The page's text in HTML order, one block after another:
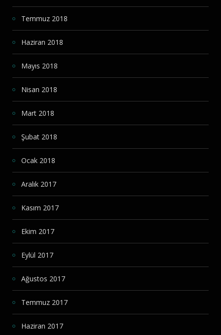
Temmuz 2018
Haziran 2018
Mayıs 2018
Nisan 2018
Mart 2018
Şubat 2018
Ocak 2018
Aralık 2017
Kasım 2017
Ekim 2017
Eylül 2017
Ağustos 2017
Temmuz 2017
Haziran 2017